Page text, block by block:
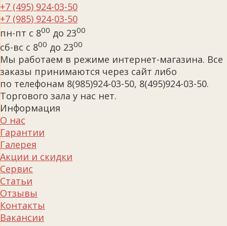
+7 (495) 924-03-50
+7 (985) 924-03-50
пн-пт с 800 до 2300
сб-вс с 800 до 2300
Мы работаем в режиме интернет-магазина. Все
заказы принимаются через сайт либо
по телефонам 8(985)924-03-50, 8(495)924-03-50.
Торгового зала у нас нет.
Информация
О нас
Гарантии
Галерея
Акции и скидки
Сервис
Статьи
Отзывы
Контакты
Вакансии